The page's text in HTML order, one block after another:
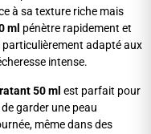
à sa texture riche mais
ml pénètre rapidement et
particulièrement adapté aux
intense.
50 ml est parfait pour
garder une peau
même dans des